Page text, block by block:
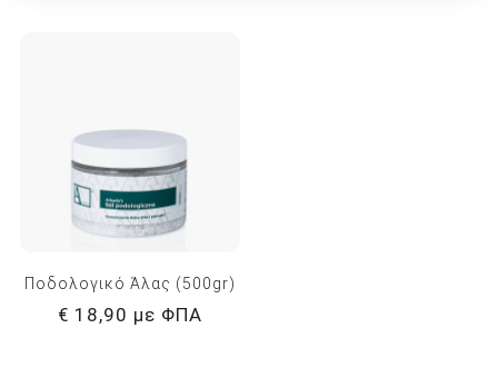
Ποδολογικό Άλας (500gr)
€ 18,90 με ΦΠΑ